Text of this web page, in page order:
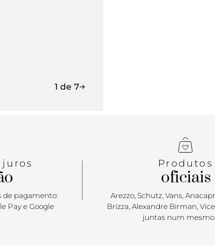
1 de 7
juros
de pagamento:
Pay e Google
Produtos
oficiais
Arezzo, Schutz, Vans,
Brizza, Alexandre Birman,
juntas num